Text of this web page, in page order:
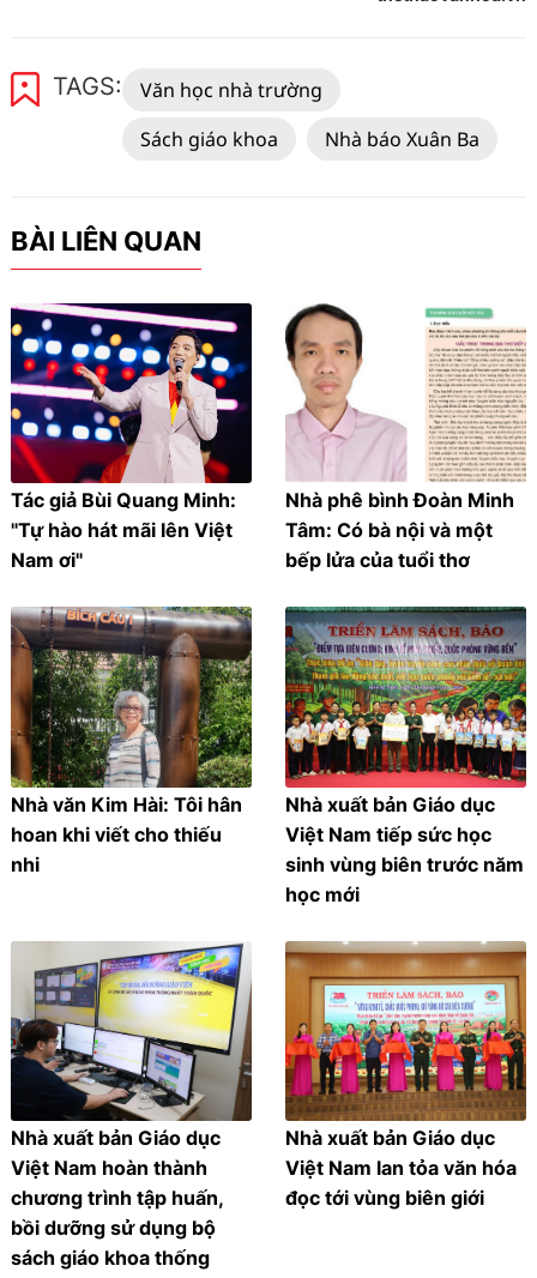
TAGS:
Văn học nhà trường
Sách giáo khoa
Nhà báo Xuân Ba
BÀI LIÊN QUAN
Tác giả Bùi Quang Minh:
"Tự hào hát mãi lên Việt
Nam ơi"
Nhà phê bình Đoàn Minh
Tâm: Có bà nội và một
bếp lửa của tuổi thơ
Nhà văn Kim Hài: Tôi hân
hoan khi viết cho thiếu
nhi
Nhà xuất bản Giáo dục
Việt Nam tiếp sức học
sinh vùng biên trước năm
học mới
Nhà xuất bản Giáo dục
Việt Nam hoàn thành
chương trình tập huấn,
bồi dưỡng sử dụng bộ
sách giáo khoa thống
Nhà xuất bản Giáo dục
Việt Nam lan tỏa văn hóa
đọc tới vùng biên giới